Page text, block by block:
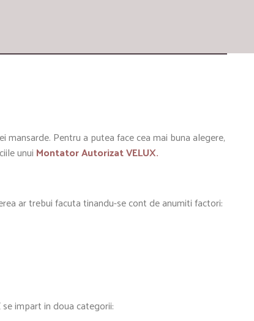
Pentru a putea face cea mai buna alegere,
unui Montator Autorizat VELUX.
ar trebui facuta tinandu-se cont de anumiti factori:
impart in doua categorii: